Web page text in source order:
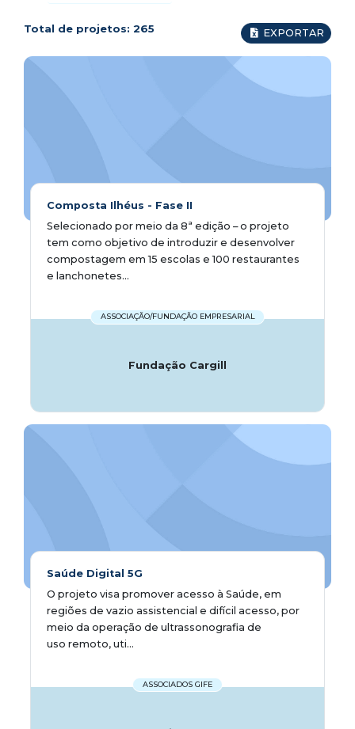
Total de projetos: 265 EXPORTAR
Composta Ilhéus - Fase II
Selecionado por meio da 8ª edição – o projeto
tem como objetivo de introduzir e desenvolver
compostagem em 15 escolas e 100 restaurantes
e lanchonetes...
ASSOCIAÇÃO/FUNDAÇÃO EMPRESARIAL
Fundação Cargill
Saúde Digital 5G
O projeto visa promover acesso à Saúde, em
regiões de vazio assistencial e difícil acesso, por
meio da operação de ultrassonografia de
uso remoto, uti...
ASSOCIADOS GIFE